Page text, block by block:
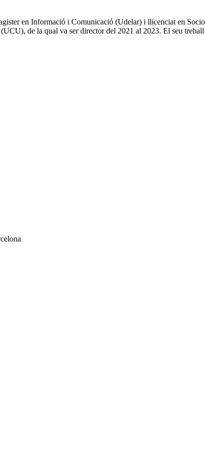
en Informació i Comunicació (Udelar) i llicenciat en
de la qual va ser director del 2021 al 2023. El seu treball